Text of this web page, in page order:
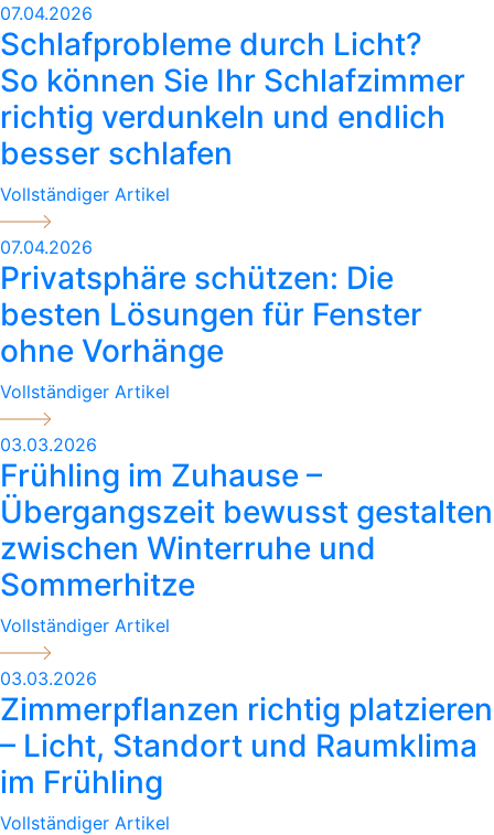
07.04.2026
Schlafprobleme durch Licht?
So können Sie Ihr Schlafzimmer
richtig verdunkeln und endlich
besser schlafen
Vollständiger Artikel
07.04.2026
Privatsphäre schützen: Die
besten Lösungen für Fenster
ohne Vorhänge
Vollständiger Artikel
03.03.2026
Frühling im Zuhause –
Übergangszeit bewusst gestalten
zwischen Winterruhe und
Sommerhitze
Vollständiger Artikel
03.03.2026
Zimmerpflanzen richtig platzieren
– Licht, Standort und Raumklima
im Frühling
Vollständiger Artikel